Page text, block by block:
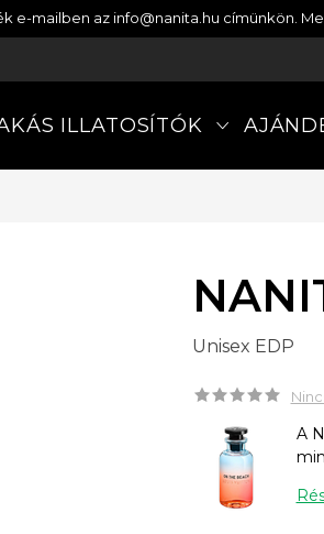
e-mailben az info@nanita.hu címünkön.
ILLATOSÍTÓK
Unisex EDP
A